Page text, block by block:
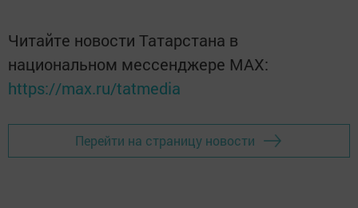
Читайте новости Татарстана в
национальном мессенджере MАХ:
https://max.ru/tatmedia
Перейти на страницу новости